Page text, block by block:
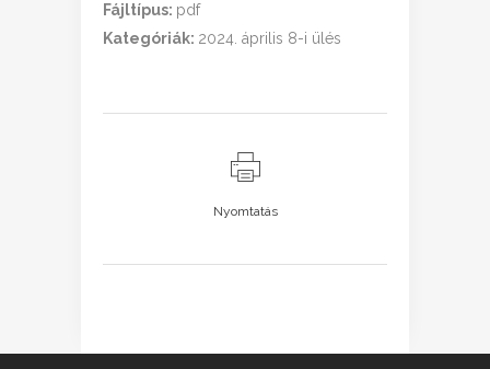
Fájltípus: pdf
Kategóriák: 2024. április 8-i ülés
Nyomtatás